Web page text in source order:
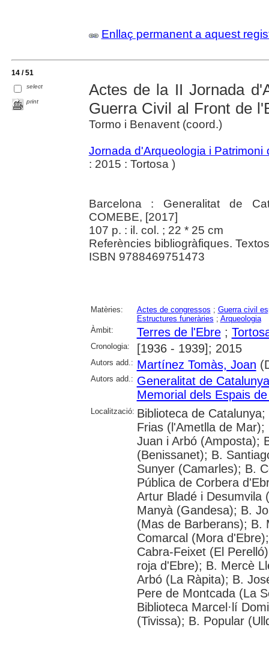
Enllaç permanent a aquest
14 / 51
select
print
Actes de la II Jornada
Guerra Civil al Front de
Tormo i Benavent (coord.)
Jornada d'Arqueologia i
: 2015 : Tortosa )
Barcelona : Generalitat de
COMEBE, [2017]
107 p. : il. col. ; 22 * 25 cm
Referències bibliogràfiques.
ISBN 9788469751473
Matèries: Actes de congressos ; Guerra civil
Estructures funeràries ; Arqueologia
Àmbit:
Terres de l'Ebre;
Cronologia: [1936 - 1939]; 2015
Autors add.: Martínez Tomàs, Joan
Autors add.: Generalitat de Catalunya
Memorial dels Espais
Localització: Biblioteca de
Frias (l'Ametlla de
Juan i Arbó (Amposta);
(Benissanet); B.
Sunyer (Camarles); B.
Pública de Corbera
Artur Bladé i Desumvila
Manyà (Gandesa); B.
(Mas de Barberans); B.
Comarcal (Mora
Cabra-Feixet (El
roja d'Ebre); B. Mercè
Arbó (La Ràpita); B.
Pere de Montcada (La
Biblioteca Marcel·lí
(Tivissa); B. Popular